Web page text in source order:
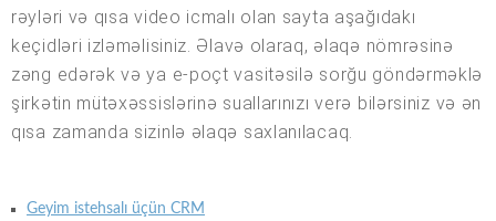
rəyləri və qısa video icmalı olan sayta aşağıdakı
keçidləri izləməlisiniz. Əlavə olaraq, əlaqə nömrəsinə
zəng edərək və ya e-poçt vasitəsilə sorğu göndərməklə
şirkətin mütəxəssislərinə suallarınızı verə bilərsiniz və ən
qısa zamanda sizinlə əlaqə saxlanılacaq.
Geyim istehsalı üçün CRM